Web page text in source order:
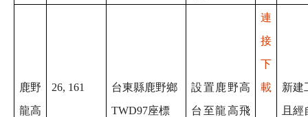
鹿野
龍高
26, 161
台東縣鹿野鄉
TWD97座標
設置鹿野高
台至龍高飛
連
接
下
載
新建
且經